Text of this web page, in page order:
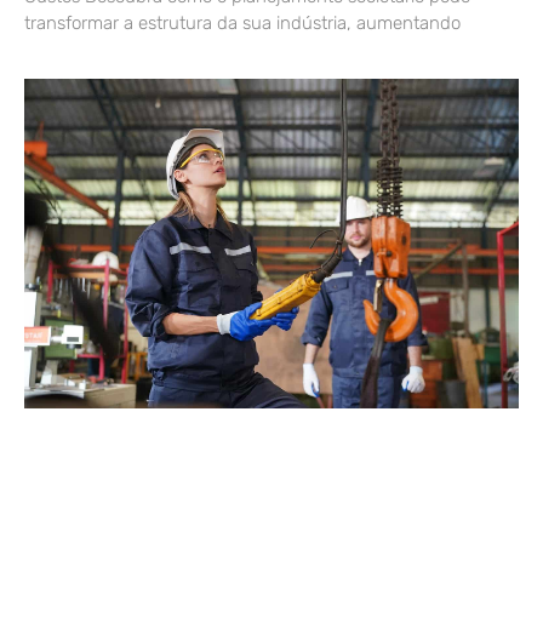
transformar a estrutura da sua indústria, aumentando